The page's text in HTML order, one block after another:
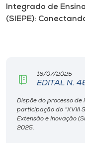
Cultura
Biblioteca
Editora
Integrado de
(SIEPE):
16/07/2025
EDITAL N.
Dispõe do processo
participação do “XVIII
Extensão e Inovação
2025.